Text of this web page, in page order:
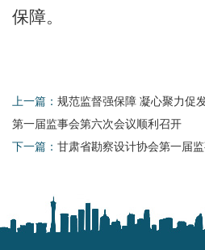
保障。
上一篇： 规范监督强保障 凝心聚力
第一届监事会第六次会议顺利召开
下一篇： 甘肃省勘察设计协会第一届